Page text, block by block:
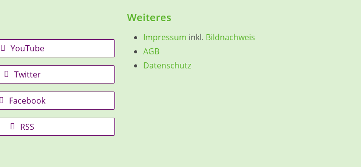
YouTube
Twitter
Facebook
RSS
Weiteres
Impressum inkl. Bildnachweis
AGB
Datenschutz